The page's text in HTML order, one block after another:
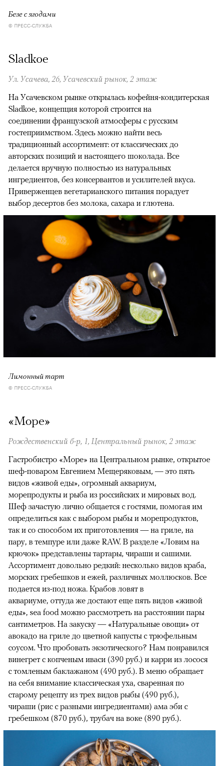
Безе с ягодами
© ПРЕСС-СЛУЖБА
Sladkoe
Ул. Усачева, 26, Усачевский рынок, 2 этаж
На Усачевском рынке открылась кофейня-кондитерская
Sladkoe, концепция которой строится на
соединении французской атмосферы с русским
гостеприимством. Здесь можно найти весь
традиционный ассортимент: от классических до
авторских позиций и настоящего шоколада. Все
делается вручную полностью из натуральных
ингредиентов, без консервантов и усилителей вкуса.
Приверженцев вегетарианского питания порадует
выбор десертов без молока, сахара и глютена.
Лимонный тарт
© ПРЕСС-СЛУЖБА
«Море»
Рождественский б-р, 1, Центральный рынок, 2 этаж
Гастробистро «Море» на Центральном рынке, открытое
шеф-поваром Евгением Мещеряковым, — это пять
видов «живой еды», огромный аквариум,
морепродукты и рыба из российских и мировых вод.
Шеф зачастую лично общается с гостями, помогая им
определиться как с выбором рыбы и морепродуктов,
так и со способом их приготовления — на гриле, на
пару, в темпуре или даже RAW. В разделе «Ловим на
крючок» представлены тартары, чираши и сашими.
Ассортимент довольно редкий: несколько видов краба,
морских гребешков и ежей, различных моллюсков. Все
подается из-под ножа. Крабов ловят в
аквариуме, оттуда же достают еще пять видов «живой
еды», sea food можно рассмотреть на расстоянии пары
сантиметров. На закуску — «Натуральные овощи» от
авокадо на гриле до цветной капусты с трюфельным
соусом. Что пробовать экзотического? Нам понравился
винегрет с копченым иваси (390 руб.) и карри из лосося
с томленым баклажаном (490 руб.). В меню обращает
на себя внимание классическая уха, сваренная по
старому рецепту из трех видов рыбы (490 руб.),
чираши (рис с разными ингредиентами) ама эби с
гребешком (870 руб.), трубач на воке (890 руб.).